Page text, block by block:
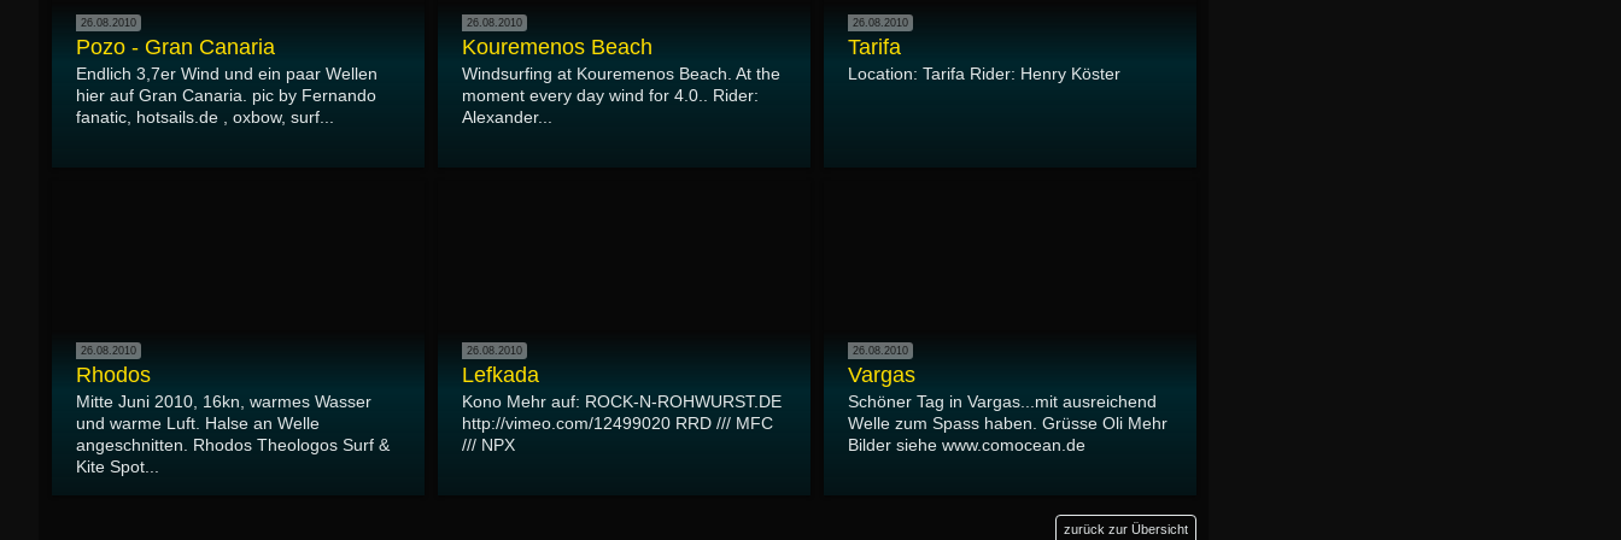
26.08.2010
Pozo - Gran Canaria
Endlich 3,7er Wind und ein paar Wellen
hier auf Gran Canaria. pic by Fernando
fanatic, hotsails.de , oxbow, surf...
26.08.2010
Kouremenos Beach
Windsurfing at Kouremenos Beach. At the
moment every day wind for 4.0.. Rider:
Alexander...
26.08.2010
Tarifa
Location: Tarifa Rider: Henry Köster
26.08.2010
Rhodos
Mitte Juni 2010, 16kn, warmes Wasser
und warme Luft. Halse an Welle
angeschnitten. Rhodos Theologos Surf &
Kite Spot...
26.08.2010
Lefkada
Kono Mehr auf: ROCK-N-ROHWURST.DE
http://vimeo.com/12499020 RRD /// MFC
/// NPX
26.08.2010
Vargas
Schöner Tag in Vargas...mit ausreichend
Welle zum Spass haben. Grüsse Oli Mehr
Bilder siehe www.comocean.de
zurück zur Übersicht